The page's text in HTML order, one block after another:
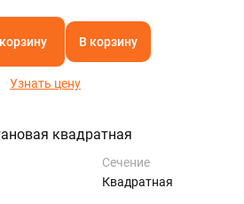
В корзину
Узнать цену
квадратная
Сечение
Квадратная